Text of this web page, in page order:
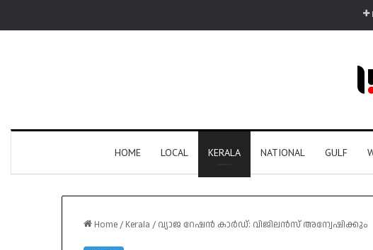
HOME LOCAL KERALA NATIONAL GULF
Home/ Kerala / വ്യാജ റേഷൻ കാർഡ്: വിജിലൻസ് അന്വേഷിക്കും